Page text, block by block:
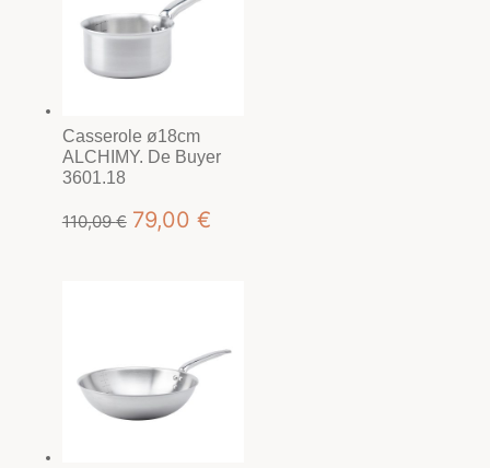
Casserole ø18cm
ALCHIMY. De Buyer
3601.18
110,09€ Le
79,00 €Le